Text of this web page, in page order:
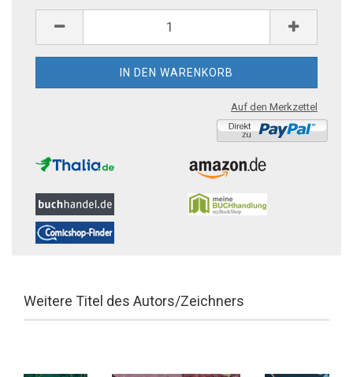
Auf den Merkzettel
Weitere Titel des Autors/Zeichners